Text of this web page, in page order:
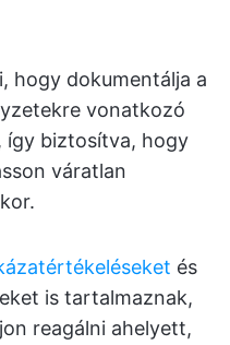
hogy dokumentálja a
vonatkozó
így biztosítva, hogy
váratlan
és
is tartalmaznak,
reagálni ahelyett,